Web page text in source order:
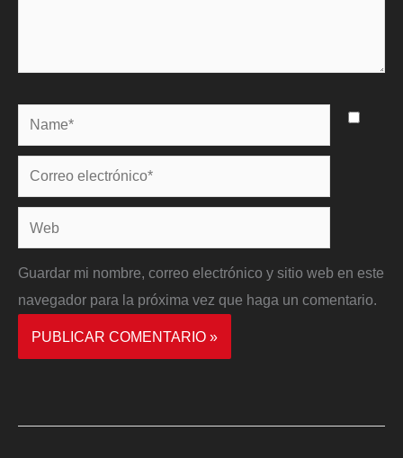
Name*
Correo
electrónico*
Web
Guardar mi nombre, correo electrónico y sitio web en este
navegador para la próxima vez que haga un comentario.